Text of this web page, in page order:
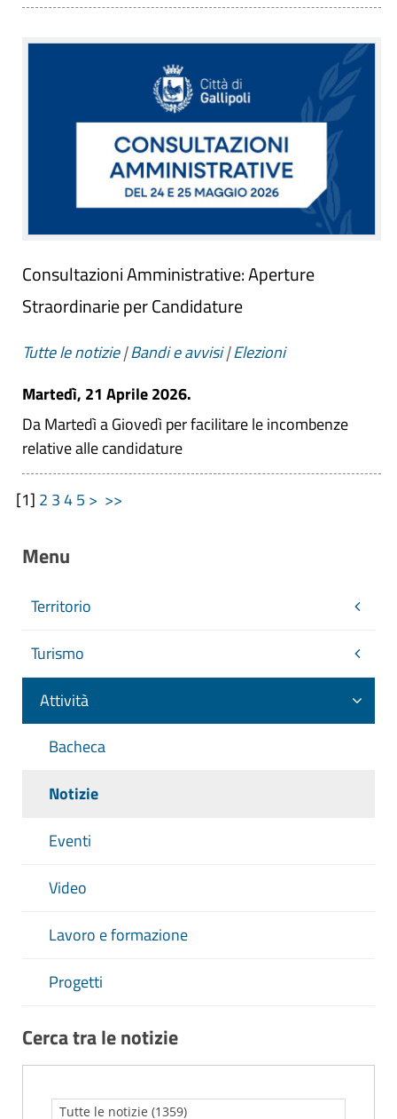
Consultazioni Amministrative: Aperture
Straordinarie per Candidature
Tutte le notizie|Bandi e avvisi|Elezioni
Martedì, 21 Aprile 2026.
Da Martedì a Giovedì per facilitare le incombenze
relative alle candidature
[1] 2 345 > >>
Menu
Territorio
Turismo
Attività
Bacheca
Notizie
Eventi
Video
Lavoro e formazione
Progetti
Cerca tra le notizie